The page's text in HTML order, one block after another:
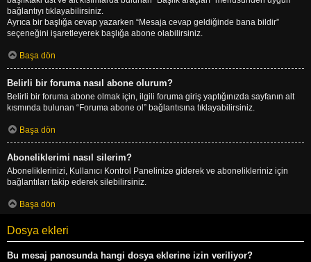
bağlantıyı tıklayabilirsiniz.
Ayrıca bir başlığa cevap yazarken “Mesaja cevap geldiğinde bana bildir”
seçeneğini işaretleyerek başlığa abone olabilirsiniz.
Başa dön
Belirli bir foruma nasıl abone olurum?
Belirli bir foruma abone olmak için, ilgili foruma giriş yaptığınızda sayfanın alt
kısmında bulunan “Foruma abone ol” bağlantısına tıklayabilirsiniz.
Başa dön
Aboneliklerimi nasıl silerim?
Aboneliklerinizi, Kullanıcı Kontrol Panelinize giderek ve abonelikleriniz için
bağlantıları takip ederek silebilirsiniz.
Başa dön
Dosya ekleri
Bu mesaj panosunda hangi dosya eklerine izin veriliyor?